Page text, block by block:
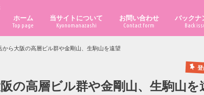
ホーム
Top page
当サイトについて
Kyonomanazashi
お問い合わせ
Contact form
バックナ
Back
から大阪の高層ビル群や金剛山、生駒山を遠望
の高層ビル群や金剛山、生駒山を